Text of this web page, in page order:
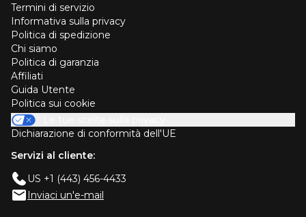
Termini di servizio
Informativa sulla privacy
Politica di spedizione
Chi siamo
Politica di garanzia
Affiliati
Guida Utente
Politica sui cookie
Dichiarazione di conformità dell'UE
Servizi al cliente:
US +1 (443) 456-4433
Inviaci un'e-mail